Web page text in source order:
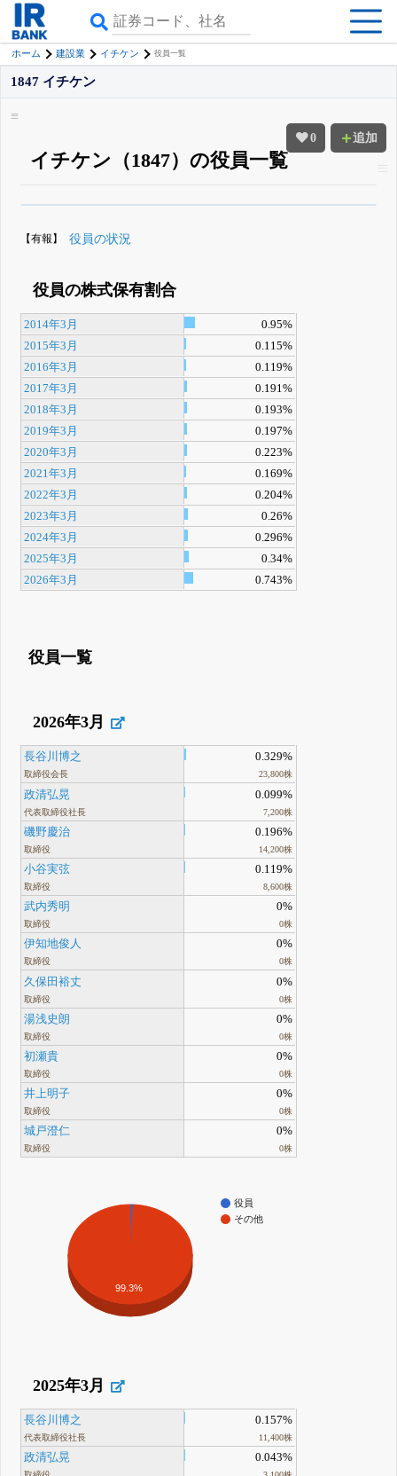
ホーム 建設業 イチケン 役員一覧
0 追加
1847 イチケン
イチケン（1847）の役員一覧
く追える
無料でβ版をはじめる
【有報】 役員の状況
役員の株式保有割合
2014年3月
0.95%
2015年3月
0.115%
2016年3月
0.119%
2017年3月
0.191%
2018年3月
0.193%
2019年3月
0.197%
2020年3月
0.223%
2021年3月
0.169%
2022年3月
0.204%
2023年3月
0.26%
2024年3月
0.296%
2025年3月
0.34%
2026年3月
0.743%
役員一覧
2026年3月
長谷川博之
取締役会長
0.329%
23,800株
政清弘晃
代表取締役社長
0.099%
7,200株
磯野慶治
取締役
0.196%
14,200株
小谷実弦
取締役
0.119%
8,600株
武内秀明
取締役
0%
0株
伊知地俊人
取締役
0%
0株
久保田裕丈
取締役
0%
0株
湯浅史朗
取締役
0%
0株
初瀬貴
取締役
0%
0株
井上明子
取締役
0%
0株
城戸澄仁
取締役
0%
0株
役員
その他
99.3%
2025年3月
長谷川博之
代表取締役社長
0.157%
11,400株
政清弘晃 0.043%